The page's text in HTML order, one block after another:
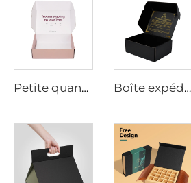
Petite quantité minimale commandable, boîte expéditeur ondulée recyclable, boîtes roses d'expédition, logo personnalisé pour petits commerces, emballage cadeau Boîte expéditeur recyclable, taille et logo personnalisés, feuille dorée, pelliculage mat, kraft ondulé, emballage plat, boîte-cadeau pour expédition